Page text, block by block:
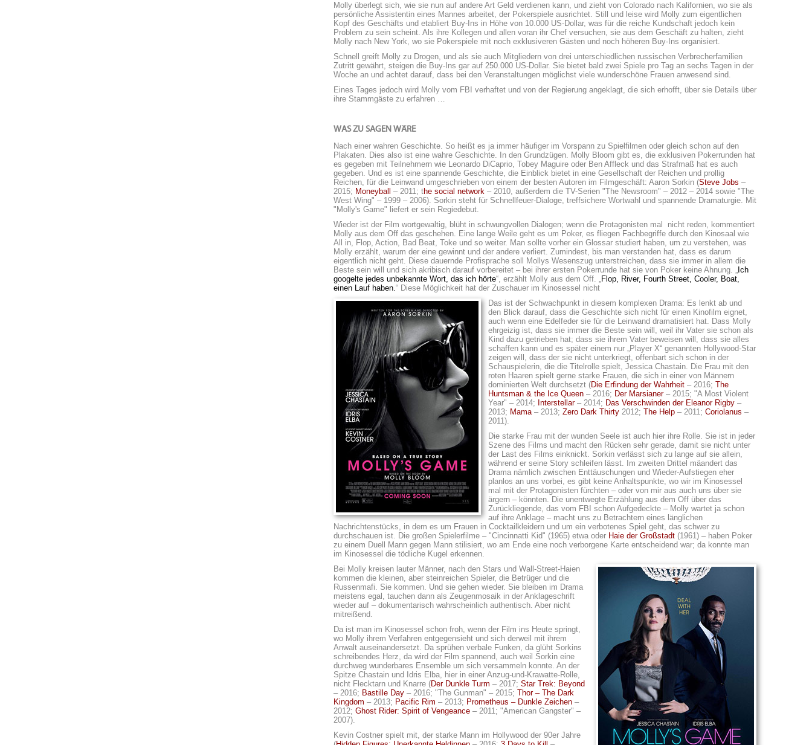
Molly überlegt sich, wie sie nun auf andere Art Geld verdienen kann, und zieht von Colorado nach Kalifornien, wo sie als
persönliche Assistentin eines Mannes arbeitet, der Pokerspiele ausrichtet. Still und leise wird Molly zum eigentlichen
Kopf des Geschäfts und etabliert Buy-Ins in Höhe von 10.000 US-Dollar, was für die reiche Kundschaft jedoch kein
Problem zu sein scheint. Als ihre Kollegen und allen voran ihr Chef versuchen, sie aus dem Geschäft zu halten, zieht
Molly nach New York, wo sie Pokerspiele mit noch exklusiveren Gästen und noch höheren Buy-Ins organisiert.
Schnell greift Molly zu Drogen, und als sie auch Mitgliedern von drei unterschiedlichen russischen Verbrecherfamilien
Zutritt gewährt, steigen die Buy-Ins gar auf 250.000 US-Dollar. Sie bietet bald zwei Spiele pro Tag an sechs Tagen in der
Woche an und achtet darauf, dass bei den Veranstaltungen möglichst viele wunderschöne Frauen anwesend sind.
Eines Tages jedoch wird Molly vom FBI verhaftet und von der Regierung angeklagt, die sich erhofft, über sie Details über
ihre Stammgäste zu erfahren …
WAS ZU SAGEN WÄRE
Nach einer wahren Geschichte. So heißt es ja immer häufiger im Vorspann zu Spielfilmen oder gleich schon auf den
Plakaten. Dies also ist eine wahre Geschichte. In den Grundzügen. Molly Bloom gibt es, die exklusiven Pokerrunden hat
es gegeben mit Teilnehmern wie Leonardo DiCaprio, Tobey Maguire oder Ben Affleck und das Strafmaß hat es auch
gegeben. Und es ist eine spannende Geschichte, die Einblick bietet in eine Gesellschaft der Reichen und prollig
Reichen, für die Leinwand umgeschrieben von einem der besten Autoren im Filmgeschäft: Aaron Sorkin (Steve Jobs –
2015; Moneyball – 2011; the social network – 2010, außerdem die TV-Serien "The Newsroom" – 2012 – 2014 sowie "The
West Wing" – 1999 – 2006). Sorkin steht für Schnellfeuer-Dialoge, treffsichere Wortwahl und spannende Dramaturgie. Mit
"Molly's Game" liefert er sein Regiedebut.
Wieder ist der Film wortgewaltig, blüht in schwungvollen Dialogen; wenn die Protagonisten mal nicht reden, kommentiert
Molly aus dem Off das geschehen. Eine lange Weile geht es um Poker, es fliegen Fachbegriffe durch den Kinosaal wie
All in, Flop, Action, Bad Beat, Toke und so weiter. Man sollte vorher ein Glossar studiert haben, um zu verstehen, was
Molly erzählt, warum der eine gewinnt und der andere verliert. Zumindest, bis man verstanden hat, dass es darum
eigentlich nicht geht. Diese dauernde Profisprache soll Mollys Wesenszug unterstreichen, dass sie immer in allem die
Beste sein will und sich akribisch darauf vorbereitet – bei ihrer ersten Pokerrunde hat sie von Poker keine Ahnung. „ Ich
googelte jedes unbekannte Wort, das ich hörte“, erzählt Molly aus dem Off. „Flop, River, Fourth Street, Cooler, Boat,
einen Lauf haben.“ Diese Möglichkeit hat der Zuschauer im Kinosessel nicht
Das ist der Schwachpunkt in diesem komplexen Drama: Es lenkt ab und
den Blick darauf, dass die Geschichte sich nicht für einen Kinofilm eignet,
auch wenn eine Edelfeder sie für die Leinwand dramatisiert hat. Dass Molly
ehrgeizig ist, dass sie immer die Beste sein will, weil ihr Vater sie schon als
Kind dazu getrieben hat; dass sie ihrem Vater beweisen will, dass sie alles
schaffen kann und es später einem nur „Player X“ genannten Hollywood-Star
zeigen will, dass der sie nicht unterkriegt, offenbart sich schon in der
Schauspielerin, die die Titelrolle spielt, Jessica Chastain. Die Frau mit den
roten Haaren spielt gerne starke Frauen, die sich in einer von Männern
dominierten Welt durchsetzt (Die Erfindung der Wahrheit – 2016; The
Huntsman & the Ice Queen – 2016; Der Marsianer– 2015; "A Most Violent
Year" – 2014; Interstellar– 2014; Das Verschwinden der Eleanor Rigby –
2013; Mama– 2013; Zero Dark Thirty 2012; The Help – 2011; Coriolanus –
2011).
Die starke Frau mit der wunden Seele ist auch hier ihre Rolle. Sie ist in jeder
Szene des Films und macht den Rücken sehr gerade, damit sie nicht unter
der Last des Films einknickt. Sorkin verlässt sich zu lange auf sie allein,
während er seine Story schleifen lässt. Im zweiten Drittel mäandert das
Drama nämlich zwischen Enttäuschungen und Wieder-Aufstiegen eher
planlos an uns vorbei, es gibt keine Anhaltspunkte, wo wir im Kinosessel
mal mit der Protagonisten fürchten – oder von mir aus auch uns über sie
ärgern – könnten. Die unentwegte Erzählung aus dem Off über das
Zurückliegende, das vom FBI schon Aufgedeckte – Molly wartet ja schon
auf ihre Anklage – macht uns zu Betrachtern eines länglichen
Nachrichtenstücks, in dem es um Frauen in Cocktailkleidern und um ein verbotenes Spiel geht, das schwer zu
durchschauen ist. Die großen Spielerfilme – "Cincinnatti Kid" (1965) etwa oder Haie der Großstadt (1961) – haben Poker
zu einem Duell Mann gegen Mann stilisiert, wo am Ende eine noch verborgene Karte entscheidend war; da konnte man
im Kinosessel die tödliche Kugel erkennen.
Bei Molly kreisen lauter Männer, nach den Stars und Wall-Street-Haien
kommen die kleinen, aber steinreichen Spieler, die Betrüger und die
Russenmafi. Sie kommen. Und sie gehen wieder. Sie bleiben im Drama
meistens egal, tauchen dann als Zeugenmosaik in der Anklageschrift
wieder auf – dokumentarisch wahrscheinlich authentisch. Aber nicht
mitreißend.
Da ist man im Kinosessel schon froh, wenn der Film ins Heute springt,
wo Molly ihrem Verfahren entgegensieht und sich derweil mit ihrem
Anwalt auseinandersetzt. Da sprühen verbale Funken, da glüht Sorkins
schreibendes Herz, da wird der Film spannend, auch weil Sorkin eine
durchweg wunderbares Ensemble um sich versammeln konnte. An der
Spitze Chastain und Idris Elba, hier in einer Anzug-und-Krawatte-Rolle,
nicht Flecktarn und Knarre (Der Dunkle Turm – 2017; Star Trek: Beyond
– 2016; Bastille Day – 2016; "The Gunman" – 2015; Thor – The Dark
Kingdom – 2013; Pacific Rim – 2013; Prometheus – Dunkle Zeichen –
2012; Ghost Rider: Spirit of Vengeance – 2011; "American Gangster" –
2007).
Kevin Costner spielt mit, der starke Mann im Hollywood der 90er Jahre